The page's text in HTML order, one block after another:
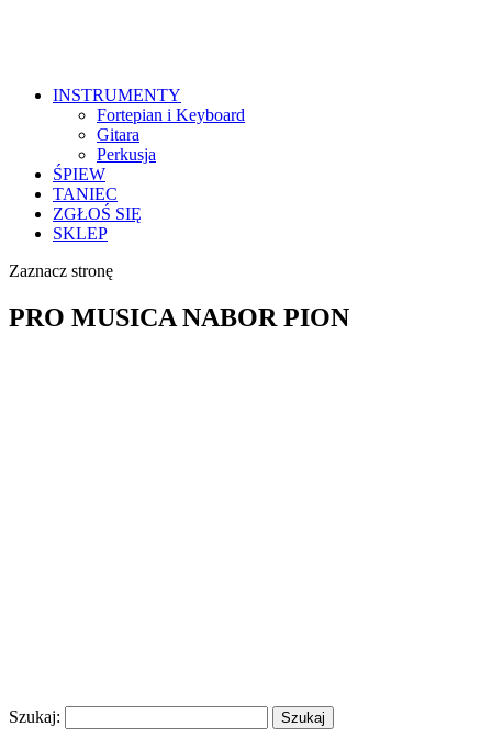
INSTRUMENTY
Fortepian i Keyboard
Gitara
Perkusja
ŚPIEW
TANIEC
ZGŁOŚ SIĘ
SKLEP
Zaznacz stronę
PRO MUSICA NABOR PION
Szukaj: